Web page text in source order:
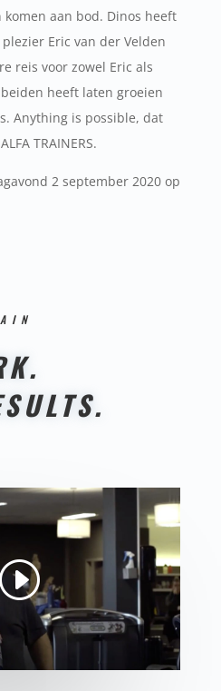
aan bod. Dinos heeft
Eric van der Velden
reis voor zowel Eric als
heeft laten groeien
Anything is possible, dat
TRAINERS.
2 september 2020 op